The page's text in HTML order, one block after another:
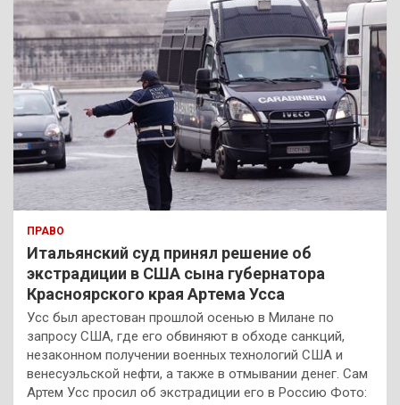
ПРАВО
Итальянский суд принял решение об
экстрадиции в США сына губернатора
Красноярского края Артема Усса
Усс был арестован прошлой осенью в Милане по
запросу США, где его обвиняют в обходе санкций,
незаконном получении военных технологий США и
венесуэльской нефти, а также в отмывании денег. Сам
Артем Усс просил об экстрадиции его в Россию Фото: